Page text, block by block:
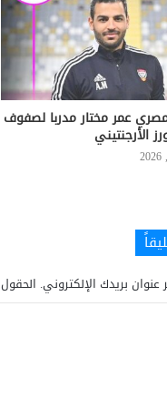
عمر مختار مدربا لصفوف
الأرجنتيني
بريدك الإلكتروني.